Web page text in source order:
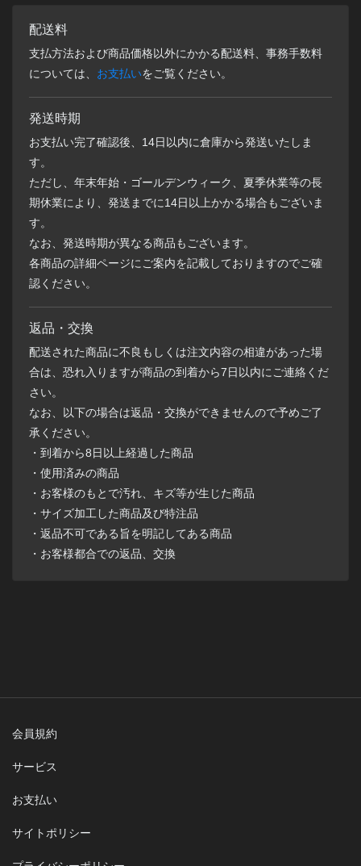
配送料
支払方法および商品価格以外にかかる配送料、事務手数料
については、 お支払いをご覧ください。
発送時期
お支払い完了確認後、14日以内に倉庫から発送いたしま
す。
ただし、年末年始・ゴールデンウィーク、夏季休業等の長
期休業により、発送までに14日以上かかる場合もございま
す。
なお、発送時期が異なる商品もございます。
各商品の詳細ページにご案内を記載しておりますのでご確
認ください。
返品・交換
配送された商品に不良もしくは注文内容の相違があった場
合は、恐れ入りますが商品の到着から7日以内にご連絡くだ
さい。
なお、以下の場合は返品・交換ができませんので予めご了
承ください。
・到着から8日以上経過した商品
・使用済みの商品
・お客様のもとで汚れ、キズ等が生じた商品
・サイズ加工した商品及び特注品
・返品不可である旨を明記してある商品
・お客様都合での返品、交換
会員規約
サービス
お支払い
サイトポリシー